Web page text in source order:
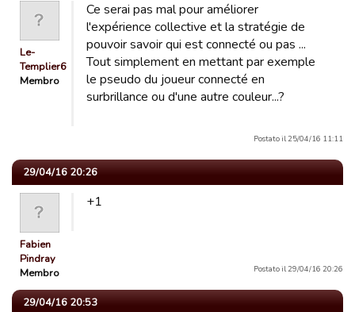
Le-
Templier66
Membro
Ce serai pas mal pour améliorer
l'expérience collective et la stratégie de
pouvoir savoir qui est connecté ou pas ...
Tout simplement en mettant par exemple
le pseudo du joueur connecté en
surbrillance ou d'une autre couleur...?
Postato il 25/04/16 11:11
29/04/16 20:26
Fabien
Pindray
Membro
+1
Postato il 29/04/16 20:26
29/04/16 20:53